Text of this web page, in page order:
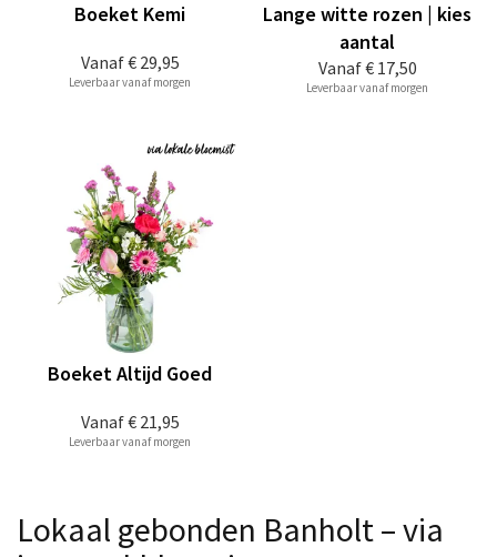
Vanaf€ 29,95
Boeket Kemi
Leverbaar vanaf morgen
Vanaf€ 17,50
Lange witte rozen | kies
aantal
Leverbaar vanaf morgen
Vanaf€ 21,95
Boeket Altijd Goed
Leverbaar vanaf morgen
Lokaal gebonden Banholt – via